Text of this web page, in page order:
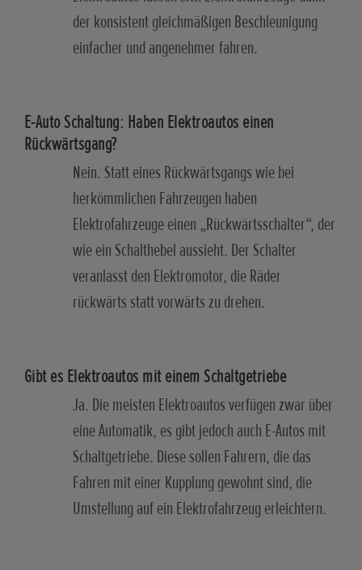
der konsistent gleichmäßigen Beschleunigung
einfacher und angenehmer fahren.
E-Auto Schaltung: Haben Elektroautos einen
Rückwärtsgang?
Nein. Statt eines Rückwärtsgangs wie bei
herkömmlichen Fahrzeugen haben
Elektrofahrzeuge einen „Rückwärtsschalter“, der
wie ein Schalthebel aussieht. Der Schalter
veranlasst den Elektromotor, die Räder
rückwärts statt vorwärts zu drehen.
Gibt es Elektroautos mit einem Schaltgetriebe
Ja. Die meisten Elektroautos verfügen zwar über
eine Automatik, es gibt jedoch auch E-Autos mit
Schaltgetriebe. Diese sollen Fahrern, die das
Fahren mit einer Kupplung gewohnt sind, die
Umstellung auf ein Elektrofahrzeug erleichtern.